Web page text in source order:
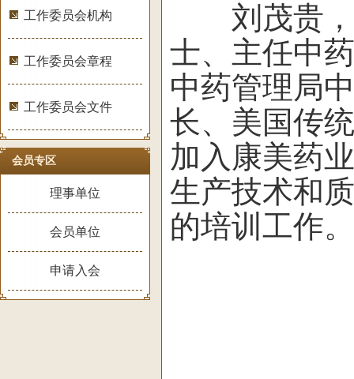
工作委员会机构
工作委员会章程
工作委员会文件
会员专区
理事单位
会员单位
申请入会
刘茂贵，
士、主任中
中药管理局
长、美国传
加入康美药
生产技术和
的培训工作。